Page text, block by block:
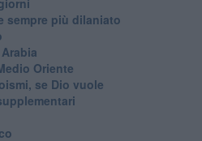
sempre più dilaniato
Oriente
se Dio vuole